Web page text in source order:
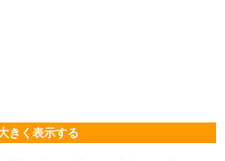
きく表示する